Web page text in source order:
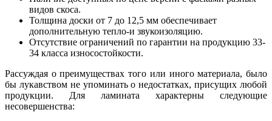
видов скоса.
Толщина доски от 7 до 12,5 мм обеспечивает
дополнительную тепло-и звукоизоляцию.
Отсутствие ограничений по гарантии на продукцию 33-
34 класса износостойкости.
Рассуждая о преимуществах того или иного материала, было
бы лукавством не упоминать о недостатках, присущих любой
продукции. Для ламината характерны следующие
несовершенства: